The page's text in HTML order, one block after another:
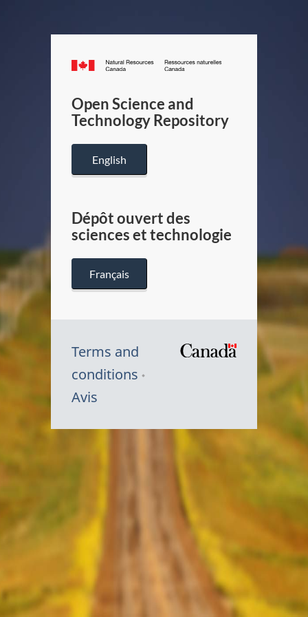
Canada.ca
/
Canada
Open Science and
Technology Repository
English
Dépôt ouvert des
sciences et technologie
Français
Terms and
conditions
Avis
Symbole
Canada